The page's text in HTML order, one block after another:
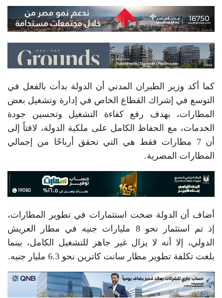
كما أكد وزير الطيران المدني أن الدولة بدأت بالفعل في
التوسع في إشراك القطاع الخاص في إدارة وتشغيل بعض
المطارات، بهدف رفع كفاءة التشغيل وتحسين جودة
الخدمات، مع الحفاظ الكامل على ملكية الدولة، لافتاً إلى
أن 7 مطارات فقط هي التي تحقق أرباحًا من إجمالي
المطارات المصرية.
أضاف أن الدولة ضخت استثمارات في تطوير المطارات،
إذ تم استثمار نحو 8 مليارات جنيه في مطار العريش
الدولي، إلا أنه لا يزال غير جاهز للتشغيل الكامل، بينما
بلغت تكلفة تطوير مطار سانت كاترين نحو 6.3 مليار جنيه.